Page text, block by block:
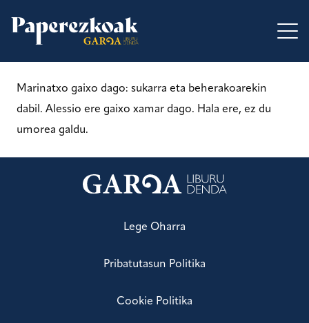
Marinatxo gaixo dago: sukarra eta beherakoarekin
dabil. Alessio ere gaixo xamar dago. Hala ere, ez du
umorea galdu.
Lege Oharra
Pribatutasun Politika
Cookie Politika